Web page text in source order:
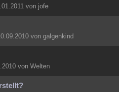
von jofe
von galgenkind
von Welten